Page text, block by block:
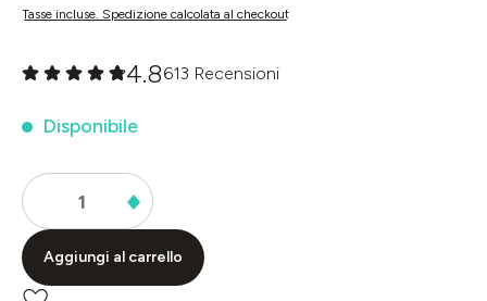
Tasse incluse. Spedizione calcolata al checkout
4.8613 Recensioni
Disponibile
Aggiungi al carrello